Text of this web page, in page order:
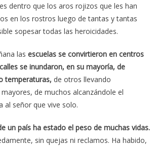
dentro que los aros rojizos que les han
en los rostros luego de tantas y tantas
sopesar todas las heroicidades.
las escuelas se convirtieron en centros
se inundaron, en su mayoría, de
temperaturas, de otros llevando
de muchos alcanzándole el
al señor que vive solo.
un país ha estado el peso de muchas vidas.
sin quejas ni reclamos. Ha habido,